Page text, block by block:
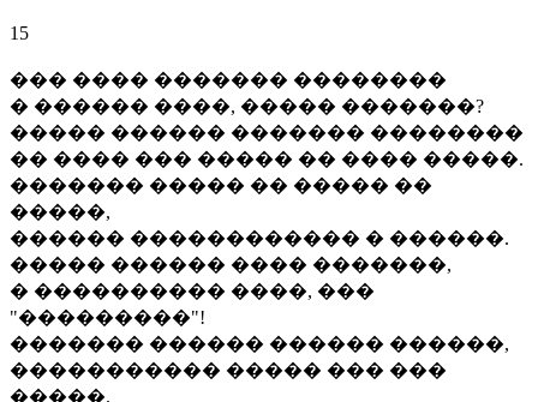
15
��� ���� ������� ��������
� ������ ����, ����� �������?
����� ������ ������� ��������
�� ���� ��� ����� �� ���� �����.
������� ����� �� ����� ��
�����,
������ ������������ � ������.
����� ������ ���� �������,
� ���������� ����, ���
"���������"!
������� ������ ������ ������,
����������� ����� ��� ���
�����.